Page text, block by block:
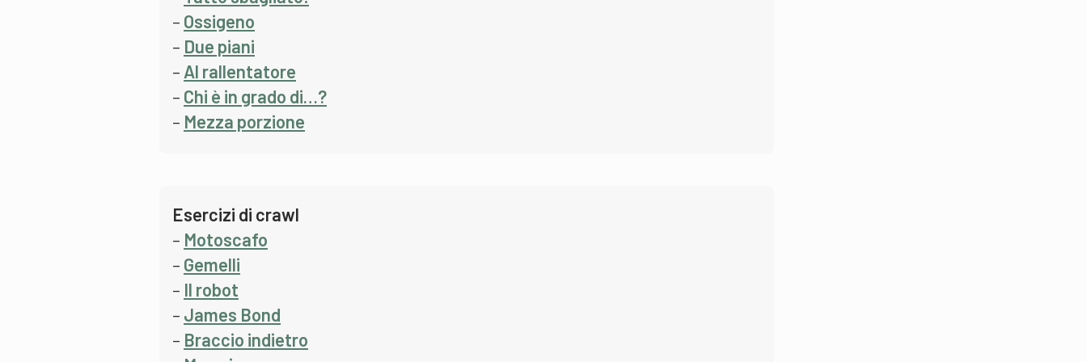
– Ossigeno
– Due piani
– Al rallentatore
– Chi è in grado di…?
– Mezza porzione
Esercizi di crawl
– Motoscafo
– Gemelli
– Il robot
– James Bond
– Braccio indietro